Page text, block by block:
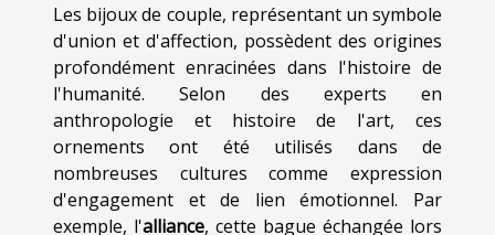
Les bijoux de couple, représentant un symbole
d'union et d'affection, possèdent des origines
profondément enracinées dans l'histoire de
l'humanité. Selon des experts en
anthropologie et histoire de l'art, ces
ornements ont été utilisés dans de
nombreuses cultures comme expression
d'engagement et de lien émotionnel. Par
exemple, l'alliance, cette bague échangée lors